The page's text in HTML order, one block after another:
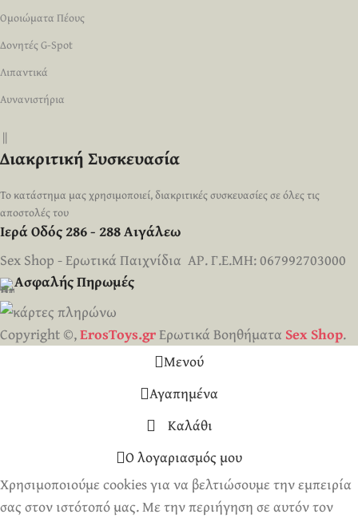
Ομοιώματα Πέους
Δονητές G-Spot
Λιπαντικά
Αυνανιστήρια
||
Διακριτική Συσκευασία
Το κατάστημα μας χρησιμοποιεί, διακριτικές συσκευασίες σε όλες τις
αποστολές του
Ιερά Οδός 286 - 288 Αιγάλεω
Sex Shop - Ερωτικά Παιχνίδια ΑΡ. Γ.Ε.ΜΗ: 067992703000
Ασφαλής Πηρωμές
Copyright ©,ErosToys.grΕρωτικά Βοηθήματα Sex Shop.
Μενού
Αγαπημένα
Καλάθι
Ο λογαριασμός μου
Χρησιμοποιούμε cookies για να βελτιώσουμε την εμπειρία
σας στον ιστότοπό μας. Με την περιήγηση σε αυτόν τον